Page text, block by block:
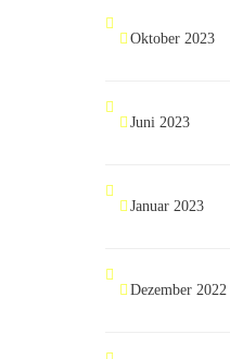
Oktober 2023
Juni 2023
Januar 2023
Dezember 2022